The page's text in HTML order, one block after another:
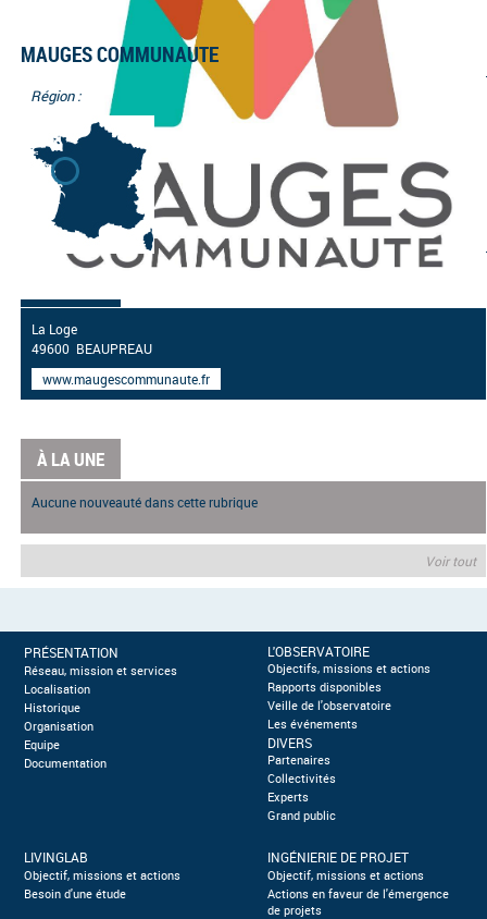
MAUGES COMMUNAUTE
Région :
La Loge
49600 BEAUPREAU
www.maugescommunaute.fr
À LA UNE
Aucune nouveauté dans cette rubrique
Voir tout
PRÉSENTATION
Réseau, mission et services
Localisation
Historique
Organisation
Equipe
Documentation
L'OBSERVATOIRE
Objectifs, missions et actions
Rapports disponibles
Veille de l'observatoire
Les événements
DIVERS
Partenaires
Collectivités
Experts
Grand public
LIVINGLAB
Objectif, missions et actions
Besoin d'une étude
INGÉNIERIE DE PROJET
Objectif, missions et actions
Actions en faveur de l'émergence
de projets